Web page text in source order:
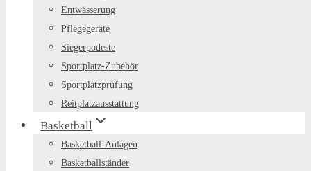
Entwässerung
Pflegegeräte
Siegerpodeste
Sportplatz-Zubehör
Sportplatzprüfung
Reitplatzausstattung
Basketball
Basketball-Anlagen
Basketballständer